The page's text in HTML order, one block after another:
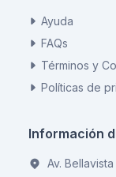
Ayuda
FAQs
Términos y
Políticas de
Información
Av.